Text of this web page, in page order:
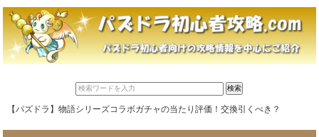
【パズドラ】物語シリーズコラボガチャの当たり評価！交換引くべき？